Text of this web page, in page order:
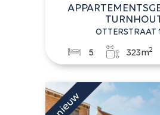
OTTERSTRAAT
5 323m2